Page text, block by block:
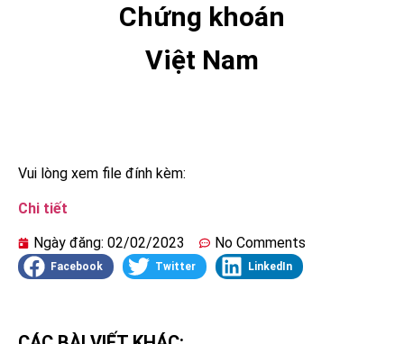
Chứng khoán
Việt Nam
Vui lòng xem file đính kèm:
Chi tiết
Ngày đăng: 02/02/2023 No Comments
Facebook Twitter LinkedIn